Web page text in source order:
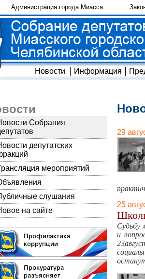
Администрация города Миасса
Новости Информация
Собрания
депутатских
мероприятий
слушания
на сайте
29
25
Судьбу
и